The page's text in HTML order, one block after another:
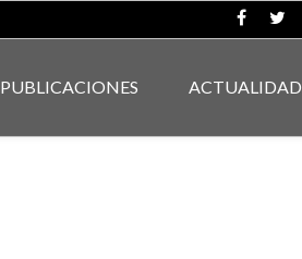
PUBLICACIONES ACTUALIDAD